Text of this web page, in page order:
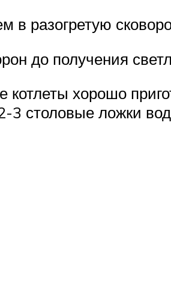
в разогретую
до получения
хорошо
3 столовые ложки